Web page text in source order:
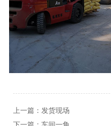
上一篇： 发货现场